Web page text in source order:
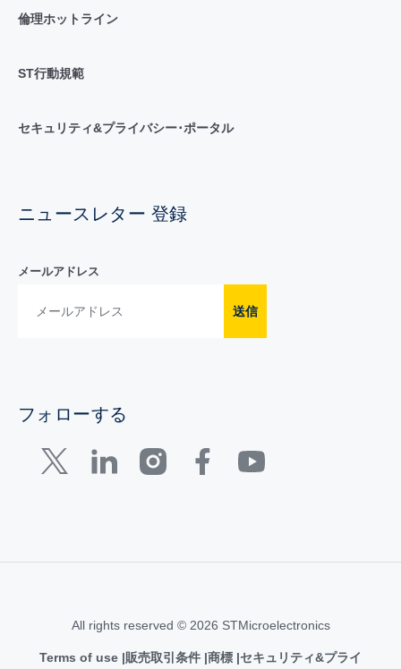
倫理ホットライン
ST行動規範
セキュリティ&プライバシー･ポータル
ニュースレター 登録
メールアドレス
送信
フォローする
All rights reserved © 2026 STMicroelectronics
Terms of use 販売取引条件 商標 セキュリティ&プライ